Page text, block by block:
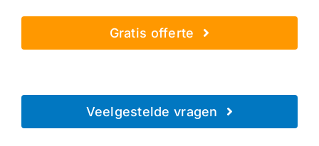
Gratis offerte
Veelgestelde vragen